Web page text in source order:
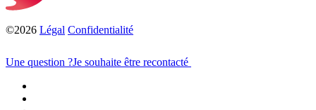
©2026 Légal Confidentialité
Une question ?Je souhaite être recontacté